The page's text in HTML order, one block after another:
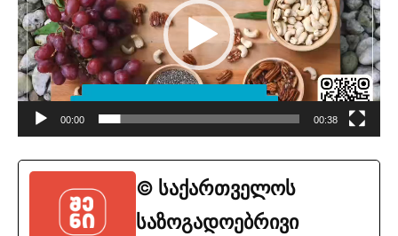
00:00 00:38
© საქართველოს
საზოგადოებრივი